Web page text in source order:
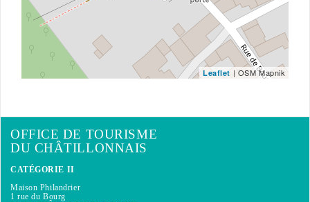
Leaflet | OSM Mapnik
OFFICE DE TOURISME
DU CHÂTILLONNAIS
CATÉGORIE II
Maison Philandrier
1 rue du Bourg